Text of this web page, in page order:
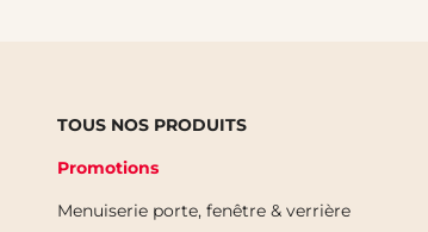
TOUS NOS PRODUITS
Promotions
Menuiserie porte, fenêtre & verrière